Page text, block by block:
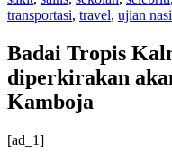
transportasi, travel, ujian
Badai Tropis
diperkirakan
Kamboja
[ad_1]